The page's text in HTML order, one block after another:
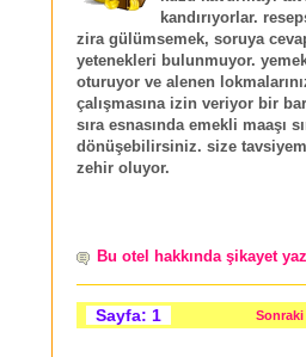
kandırıyorlar.
zira gülümsemek, soruya
yetenekleri bulunmuyor.
oturuyor ve alenen
çalışmasına izin veriyor bir
sıra esnasında emekli maaşı
dönüşebilirsiniz. size
zehir oluyor.
Bu otel hakkında şikayet yaz
Sayfa: 1 Sonraki